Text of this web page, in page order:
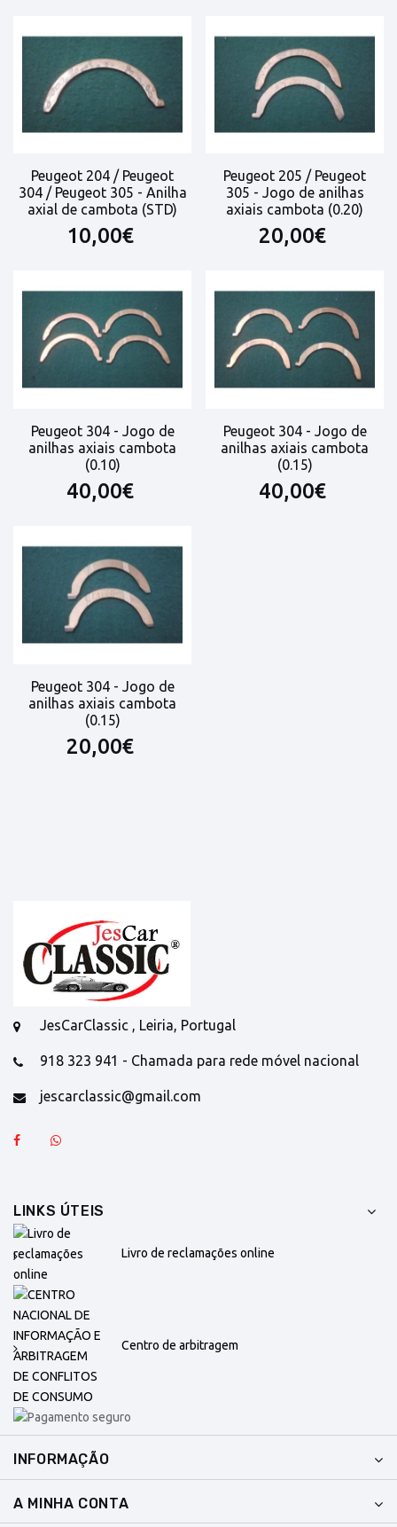
Peugeot 204 / Peugeot
304 / Peugeot 305 - Anilha
axial de cambota (STD)
10,00€
Peugeot 205 / Peugeot
305 - Jogo de anilhas
axiais cambota (0.20)
20,00€
Peugeot 304 - Jogo de
anilhas axiais cambota
(0.10)
40,00€
Peugeot 304 - Jogo de
anilhas axiais cambota
(0.15)
40,00€
Peugeot 304 - Jogo de
anilhas axiais cambota
(0.15)
20,00€
JesCarClassic , Leiria, Portugal
918 323 941 - Chamada para rede móvel nacional
jescarclassic@gmail.com
LINKS ÚTEIS
Livro de reclamações online
Centro de arbitragem
INFORMAÇÃO
A MINHA CONTA